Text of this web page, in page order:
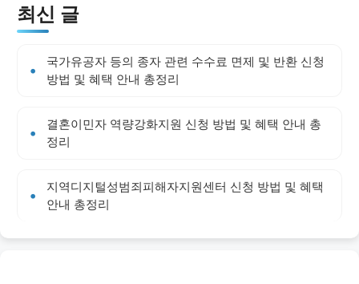
최신 글
국가유공자 등의 종자 관련 수수료 면제 및 반환 신청
방법 및 혜택 안내 총정리
결혼이민자 역량강화지원 신청 방법 및 혜택 안내 총
정리
지역디지털성범죄피해자지원센터 신청 방법 및 혜택
안내 총정리